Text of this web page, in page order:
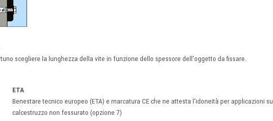
scegliere la lunghezza della vite in funzione dello spessore dell'oggetto da fissare.
ETA
Benestare tecnico europeo (ETA) e marcatura CE che ne attesta l'idoneità per applicazioni su
calcestruzzo non fessurato (opzione 7)